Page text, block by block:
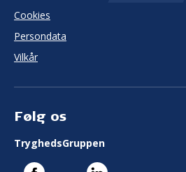
Cookies
Persondata
Vilkår
Følg os
TryghedsGruppen